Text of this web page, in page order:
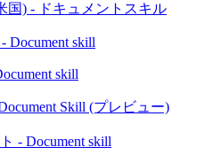
国) - ドキュメントスキル
Document skill
skill
Skill (プレビュー)
- Document skill